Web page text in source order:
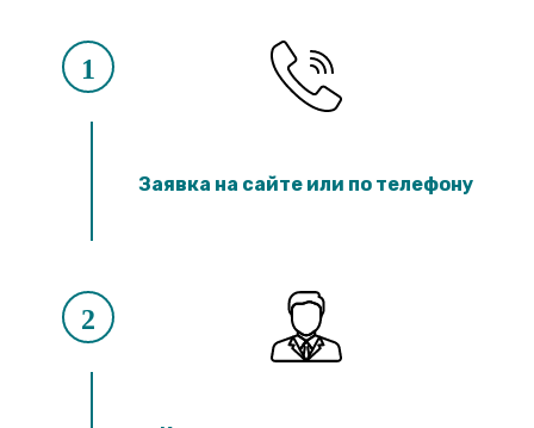
1
Заявка на сайте или по телефону
2